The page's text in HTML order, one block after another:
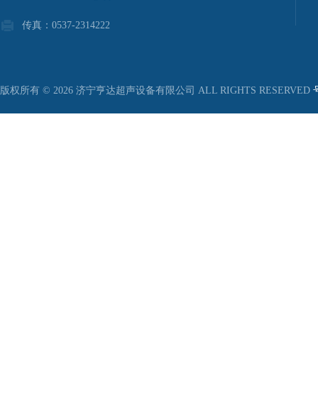
传真：0537-2314222
版权所有 © 2026 济宁亨达超声设备有限公司 ALL RIGHTS RESERVED